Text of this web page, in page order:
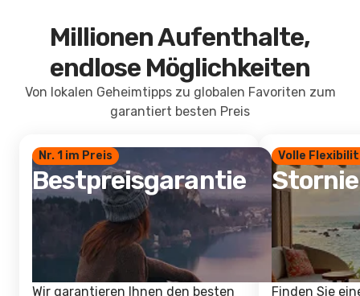
Millionen Aufenthalte,
endlose Möglichkeiten
Von lokalen Geheimtipps zu globalen Favoriten zum
garantiert besten Preis
Nr. 1 im Preis
Bestpreisgarantie
Wir garantieren Ihnen den besten
Volle
Finden Sie